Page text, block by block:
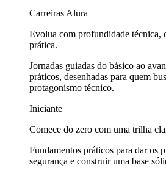
Carreiras Alura
Evolua com profundidade técnica,
prática.
Jornadas guiadas do básico ao
práticos, desenhadas para quem
protagonismo técnico.
Iniciante
Comece do zero com uma trilha
Fundamentos práticos para dar os
segurança e construir uma base